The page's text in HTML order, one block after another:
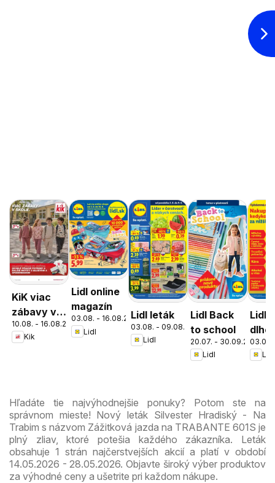
KiK viac
zábavy v
škole
10.08. - 16.08.2026
Kik
Lidl online
magazín
03.08. - 16.08.2026
Lidl
Lidl leták
03.08. - 09.08.2026
Lidl
Lidl Back
to school
20.07. - 30.09.2026
Lidl
Lidl
03.07.
Lidl
Hľadáte tie najvýhodnejšie ponuky? Potom ste na
správnom mieste! Nový leták Silvester Hradiský - Na
Trabim s názvom Zážitková jazda na TRABANTE 601S je
plný zliav, ktoré potešia každého zákazníka. Leták
obsahuje 1 strán najčerstvejších akcií a platí v období
14.05.2026 - 28.05.2026. Objavte široký výber produktov
za výhodné ceny a ušetrite pri každom nákupe.